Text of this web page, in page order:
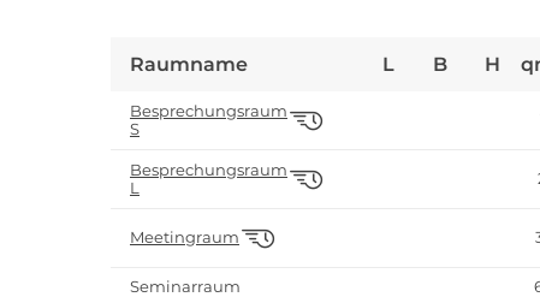
Raumname L B H
Besprechungsraum
S
Besprechungsraum
L
Meetingraum
Seminarraum